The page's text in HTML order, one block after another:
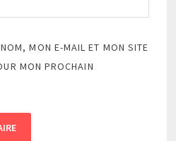
MON E-MAIL ET MON SITE
MON PROCHAIN